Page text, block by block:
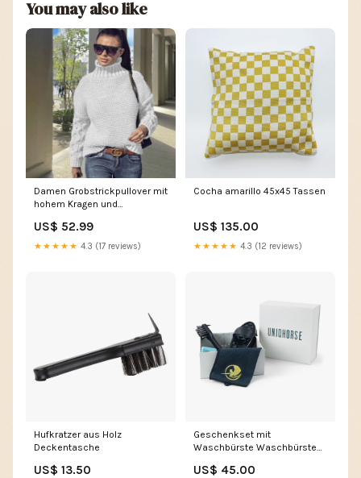
You may also like
Damen Grobstrickpullover mit
hohem Kragen und
yiwudiyasi
US$ 52.99
★★★★★ 4.3 (17 reviews)
Cocha amarillo 45x45 Tassen
US$ 135.00
★★★★★ 4.3 (12 reviews)
Hufkratzer aus Holz
Deckentasche
US$ 13.50
Geschenkset mit
Waschbürste Waschbürste
US$ 45.00